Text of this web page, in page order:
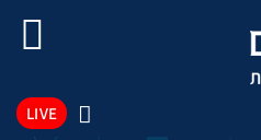
LIVE